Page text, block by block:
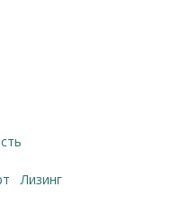
лизинг